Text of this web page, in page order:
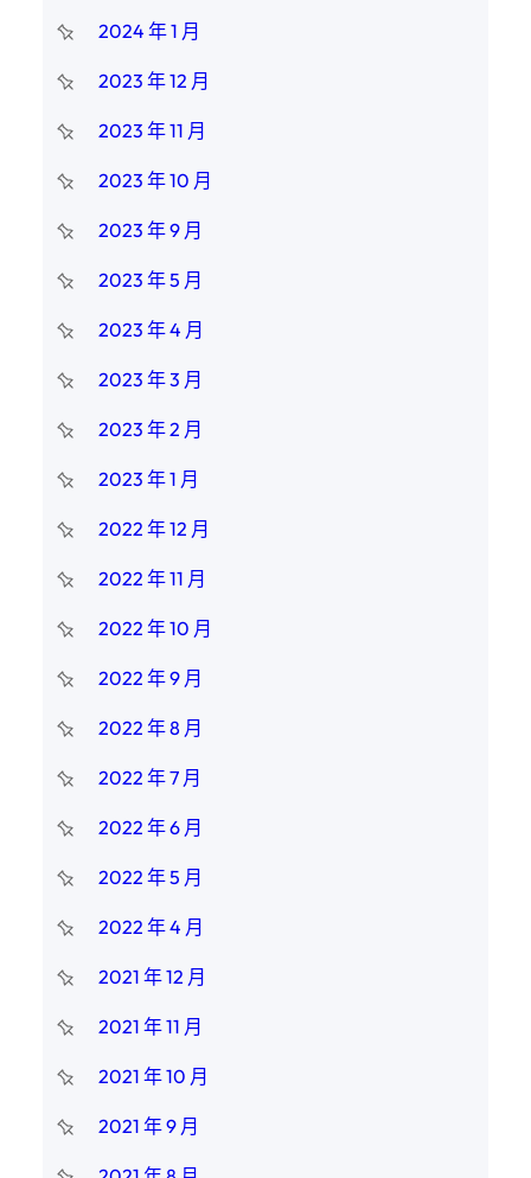
2024 年 1 月
2023 年 12 月
2023 年 11 月
2023 年 10 月
2023 年 9 月
2023 年 5 月
2023 年 4 月
2023 年 3 月
2023 年 2 月
2023 年 1 月
2022 年 12 月
2022 年 11 月
2022 年 10 月
2022 年 9 月
2022 年 8 月
2022 年 7 月
2022 年 6 月
2022 年 5 月
2022 年 4 月
2021 年 12 月
2021 年 11 月
2021 年 10 月
2021 年 9 月